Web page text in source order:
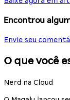
Encontrou
Envie seu
O que você
Nerd na Cloud